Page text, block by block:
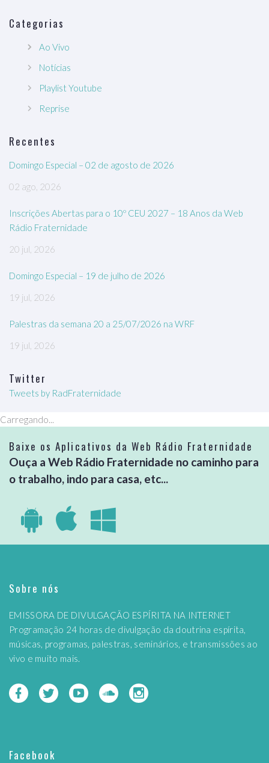
Categorias
Ao Vivo
Notícias
Playlist Youtube
Reprise
Recentes
Domingo Especial – 02 de agosto de 2026
02 ago, 2026
Inscrições Abertas para o 10º CEU 2027 – 18 Anos da Web
Rádio Fraternidade
20 jul, 2026
Domingo Especial – 19 de julho de 2026
19 jul, 2026
Palestras da semana 20 a 25/07/2026 na WRF
19 jul, 2026
Twitter
Tweets by RadFraternidade
Carregando...
Baixe os Aplicativos da Web Rádio Fraternidade
Ouça a Web Rádio Fraternidade no caminho para
o trabalho, indo para casa, etc...
Sobre nós
EMISSORA DE DIVULGAÇÃO ESPÍRITA NA INTERNET
Programação 24 horas de divulgação da doutrina espírita,
músicas, programas, palestras, seminários, e transmissões ao
vivo e muito mais.
Facebook